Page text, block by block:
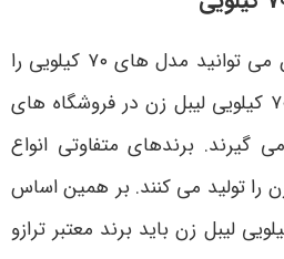
برای خرید ترازوی لیبل زن می ‌توانید مدل‌ های ۷۰ کیلویی را
سفارش دهید. ترازوهای ۷۰ کیلویی لیبل زن در فروشگاه‌ های
گیرند. برندهای متفاوتی انواع
لیبل زن را تولید می‌ کنند. بر همین اساس
خرید ترازوهای ۷۰ کیلویی لیبل زن باید برند معتبر ترازو